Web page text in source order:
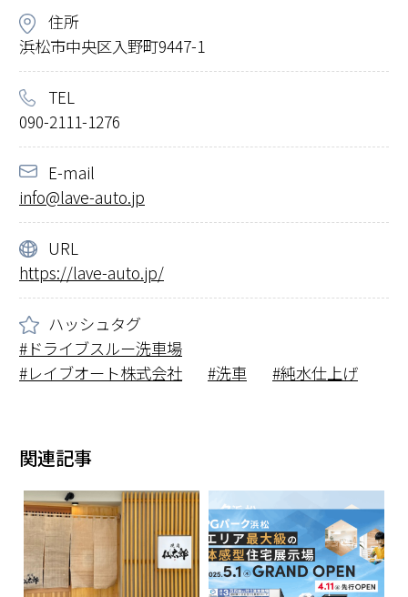
住所
浜松市中央区入野町9447-1
TEL
090-2111-1276
E-mail
info@lave-auto.jp
URL
https://lave-auto.jp/
ハッシュタグ
ドライブスルー洗車場
レイブオート株式会社
洗車 純水仕上げ
関連記事